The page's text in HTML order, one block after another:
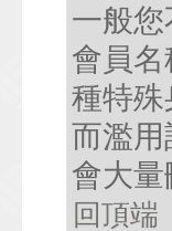
一般
會員
種特
而濫
會大
回頂端